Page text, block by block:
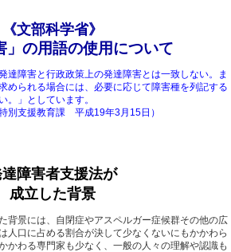
《文部科学省》
」の用語の使用について
達障害と行政政策上の発達障害とは一致しない。ま
められる場合には、必要に応じて障害種を列記する
。」としています。
別支援教育課 平成19年3月15日）
障害者支援法が
成立した背景
背景には、自閉症やアスペルガー症候群その他の広
人口に占める割合が決して少なくないにもかかわら
かわる専門家も少なく、一般の人々の理解や認識も